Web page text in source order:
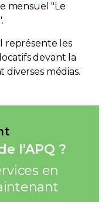
mensuel "Le
représente les
devant la
médias.
l'APQ ?
en